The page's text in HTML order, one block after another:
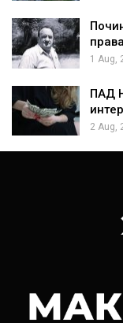
1 Aug,
ПАД
2 Aug,